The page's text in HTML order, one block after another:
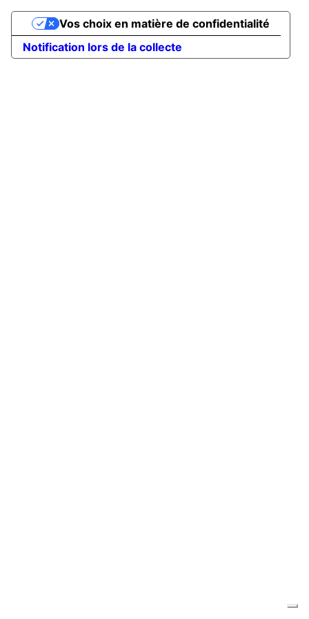
Notification lors de la collecte
Vos choix en matière de confidentialité